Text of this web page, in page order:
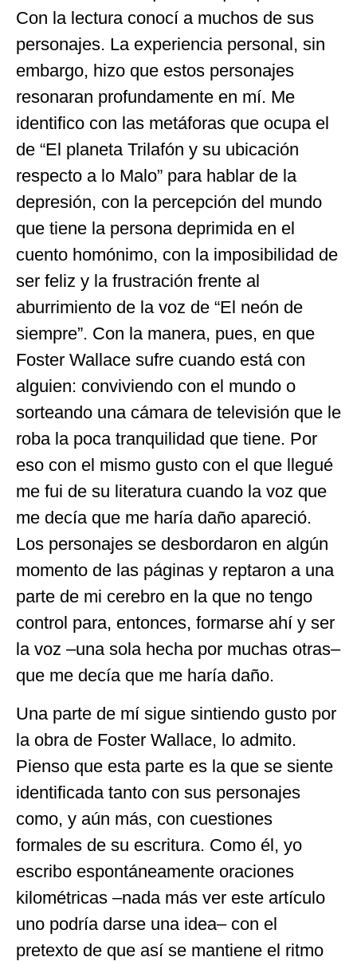
Con la lectura conocí a muchos de sus
personajes. La experiencia personal, sin
embargo, hizo que estos personajes
resonaran profundamente en mí. Me
identifico con las metáforas que ocupa el
de “El planeta Trilafón y su ubicación
respecto a lo Malo” para hablar de la
depresión, con la percepción del mundo
que tiene la persona deprimida en el
cuento homónimo, con la imposibilidad de
ser feliz y la frustración frente al
aburrimiento de la voz de “El neón de
siempre”. Con la manera, pues, en que
Foster Wallace sufre cuando está con
alguien: conviviendo con el mundo o
sorteando una cámara de televisión que le
roba la poca tranquilidad que tiene. Por
eso con el mismo gusto con el que llegué
me fui de su literatura cuando la voz que
me decía que me haría daño apareció.
Los personajes se desbordaron en algún
momento de las páginas y reptaron a una
parte de mi cerebro en la que no tengo
control para, entonces, formarse ahí y ser
la voz –una sola hecha por muchas otras–
que me decía que me haría daño.
Una parte de mí sigue sintiendo gusto por
la obra de Foster Wallace, lo admito.
Pienso que esta parte es la que se siente
identificada tanto con sus personajes
como, y aún más, con cuestiones
formales de su escritura. Como él, yo
escribo espontáneamente oraciones
kilométricas –nada más ver este artículo
uno podría darse una idea– con el
pretexto de que así se mantiene el ritmo